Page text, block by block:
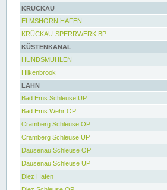
KRÜCKAU
ELMSHORN HAFEN
KRÜCKAU-SPERRWERK BP
KÜSTENKANAL
HUNDSMÜHLEN
Hilkenbrook
LAHN
Bad Ems Schleuse UP
Bad Ems Wehr OP
Cramberg Schleuse OP
Cramberg Schleuse UP
Dausenau Schleuse OP
Dausenau Schleuse UP
Diez Hafen